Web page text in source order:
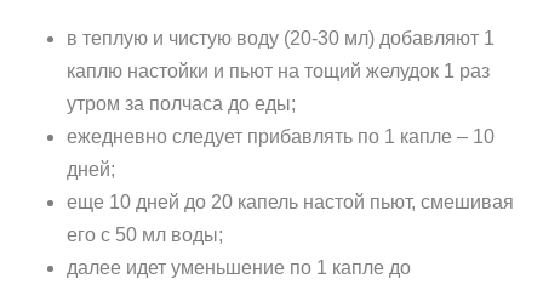
в теплую и чистую воду (20-30 мл) добавляют 1
каплю настойки и пьют на тощий желудок 1 раз
утром за полчаса до еды;
ежедневно следует прибавлять по 1 капле – 10
дней;
еще 10 дней до 20 капель настой пьют, смешивая
его с 50 мл воды;
далее идет уменьшение по 1 капле до